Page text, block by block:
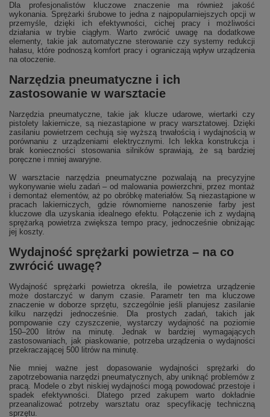
Dla profesjonalistów kluczowe znaczenie ma również jakość
wykonania. Sprężarki śrubowe to jedna z najpopularniejszych opcji w
przemyśle, dzięki ich efektywności, cichej pracy i możliwości
działania w trybie ciągłym. Warto zwrócić uwagę na dodatkowe
elementy, takie jak automatyczne sterowanie czy systemy redukcji
hałasu, które podnoszą komfort pracy i ograniczają wpływ urządzenia
na otoczenie.
Narzędzia pneumatyczne i ich
zastosowanie w warsztacie
Narzędzia pneumatyczne, takie jak klucze udarowe, wiertarki czy
pistolety lakiernicze, są niezastąpione w pracy warsztatowej. Dzięki
zasilaniu powietrzem cechują się wyższą trwałością i wydajnością w
porównaniu z urządzeniami elektrycznymi. Ich lekka konstrukcja i
brak konieczności stosowania silników sprawiają, że są bardziej
poręczne i mniej awaryjne.
W warsztacie narzędzia pneumatyczne pozwalają na precyzyjne
wykonywanie wielu zadań – od malowania powierzchni, przez montaż
i demontaż elementów, aż po obróbkę materiałów. Są niezastąpione w
pracach lakierniczych, gdzie równomierne nanoszenie farby jest
kluczowe dla uzyskania idealnego efektu. Połączenie ich z wydajną
sprężarką powietrza zwiększa tempo pracy, jednocześnie obniżając
jej koszty.
Wydajność sprężarki powietrza – na co
zwrócić uwagę?
Wydajność sprężarki powietrza określa, ile powietrza urządzenie
może dostarczyć w danym czasie. Parametr ten ma kluczowe
znaczenie w doborze sprzętu, szczególnie jeśli planujesz zasilanie
kilku narzędzi jednocześnie. Dla prostych zadań, takich jak
pompowanie czy czyszczenie, wystarczy wydajność na poziomie
150–200 litrów na minutę. Jednak w bardziej wymagających
zastosowaniach, jak piaskowanie, potrzeba urządzenia o wydajności
przekraczającej 500 litrów na minutę.
Nie mniej ważne jest dopasowanie wydajności sprężarki do
zapotrzebowania narzędzi pneumatycznych, aby uniknąć problemów z
pracą. Modele o zbyt niskiej wydajności mogą powodować przestoje i
spadek efektywności. Dlatego przed zakupem warto dokładnie
przeanalizować potrzeby warsztatu oraz specyfikację techniczną
sprzętu.